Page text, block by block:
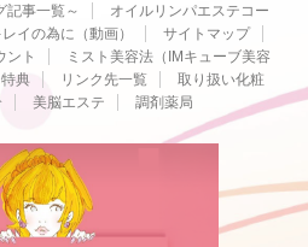
記事一覧～
オイルリンパエステコー
レイの為に（動画）
サイトマップ
ント
ミスト美容法（IMキューブ美容
典 リンク先一覧
取り扱い化粧
美脳エステ 調剤薬局